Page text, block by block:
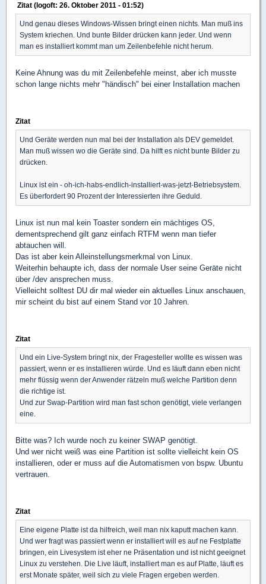
Zitat (logoft: 26. Oktober 2011 - 01:52)
Und genau dieses Windows-Wissen bringt einen nichts. Man muß ins
System kriechen. Und bunte Bilder drücken kann jeder. Und wenn
man es installiert kommt man um Zeilenbefehle nicht herum.
Keine Ahnung was du mit Zeilenbefehle meinst, aber ich musste
schon lange nichts mehr "händisch" bei einer Installation machen
Zitat
Und Geräte werden nun mal bei der Installation als DEV gemeldet.
Man muß wissen wo die Geräte sind. Da hilft es nicht bunte Bilder zu
drücken.
Linux ist ein - oh-ich-habs-endlich-installiert-was-jetzt-Betriebsystem.
Es überfordert 90 Prozent der Interessierten ihre Geduld.
Linux ist nun mal kein Toaster sondern ein mächtiges OS,
dementsprechend gilt ganz einfach RTFM wenn man tiefer
abtauchen will.
Das ist aber kein Alleinstellungsmerkmal von Linux.
Weiterhin behaupte ich, dass der normale User seine Geräte nicht
über /dev ansprechen muss.
Vielleicht solltest DU dir mal wieder ein aktuelles Linux anschauen,
mir scheint du bist auf einem Stand vor 10 Jahren.
Zitat
Und ein Live-System bringt nix, der Fragesteller wollte es wissen was
passiert, wenn er es installieren würde. Und es läuft dann eben nicht
mehr flüssig wenn der Anwender rätzeln muß welche Partition denn
die richtige ist.
Und zur Swap-Partition wird man fast schon genötigt, viele verlangen
eine.
Bitte was? Ich wurde noch zu keiner SWAP genötigt.
Und wer nicht weiß was eine Partition ist sollte vielleicht kein OS
installieren, oder er muss auf die Automatismen von bspw. Ubuntu
vertrauen.
Zitat
Eine eigene Platte ist da hilfreich, weil man nix kaputt machen kann.
Und wer fragt was passiert wenn er installiert will es auf ne Festplatte
bringen, ein Livesystem ist eher ne Präsentation und ist nicht geeignet
Linux zu verstehen. Die Live läuft, installiert man es auf Platte, läuft es
erst Monate später, weil sich zu viele Fragen ergeben werden.